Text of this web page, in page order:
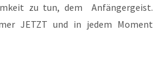
zu tun, dem Anfängergeist.
JETZT und in jedem Moment